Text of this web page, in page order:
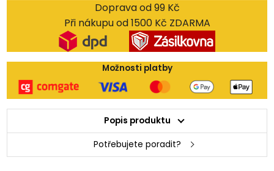
Doprava od 99 Kč
Při nákupu od 1500 Kč ZDARMA
Možnosti platby
Popis produktu
Potřebujete poradit?